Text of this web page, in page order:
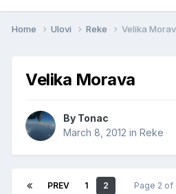
Home Ulovi Reke Velika
Velika Morava
By Tonac
March 8, 2012 in Reke
PREV 1 2 Page 2 of